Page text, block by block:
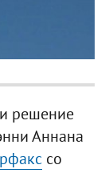
решение
Аннана
со